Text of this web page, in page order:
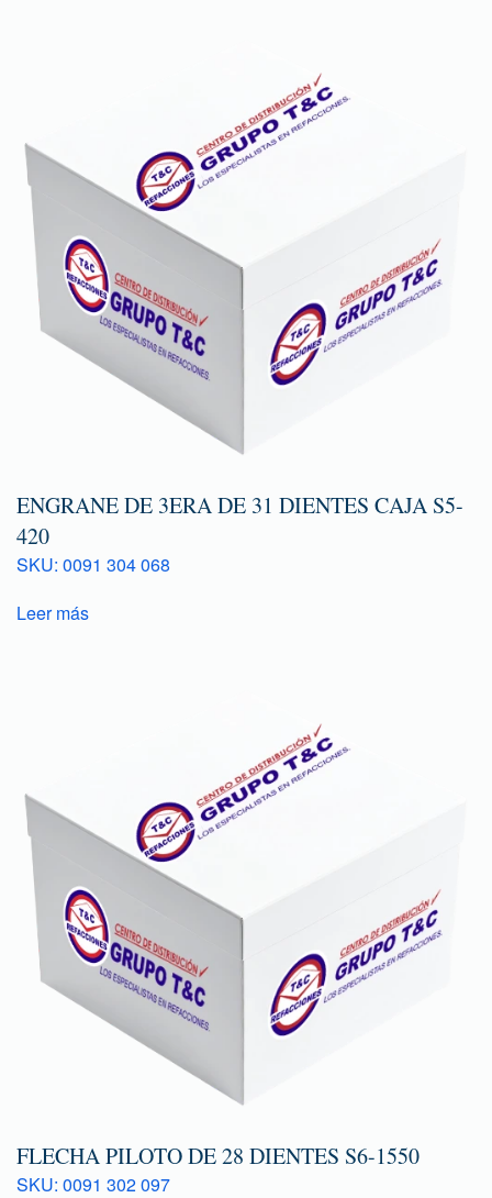
ENGRANE DE 3ERA DE 31 DIENTES CAJA S5-
420
SKU: 0091 304 068
Leer más
FLECHA PILOTO DE 28 DIENTES S6-1550
SKU: 0091 302 097